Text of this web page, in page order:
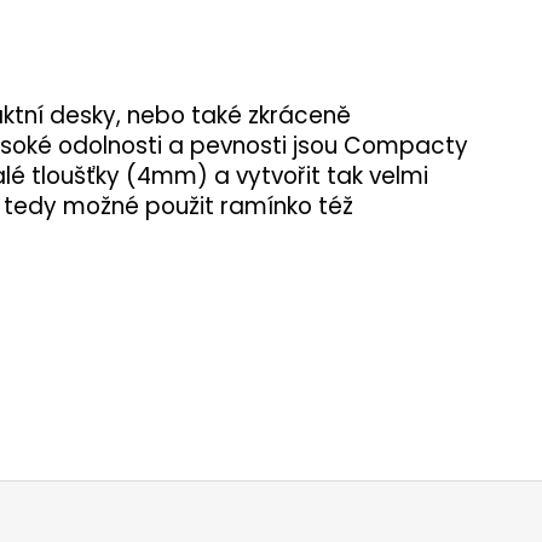
desky, nebo také zkráceně
odolnosti a pevnosti jsou Compacty
tloušťky (4mm) a vytvořit tak velmi
možné použit ramínko též